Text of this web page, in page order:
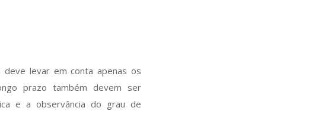
levar em conta apenas os
prazo também devem ser
e a observância do grau de